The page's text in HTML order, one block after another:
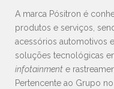
A marca Pósitron é
produtos e serviços,
acessórios automotivos
soluções tecnológicas
infotainment e
Pertencente ao Grupo